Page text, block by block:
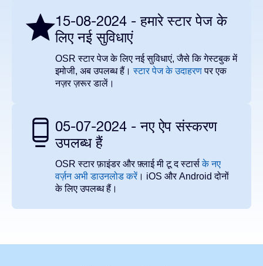
15-08-2024 - हमारे स्टार पेज के
लिए नई सुविधाएं
OSRस्टार पेज के लिए नई सुविधाएं,जैसे कि गेस्टबुक में
इमोजी, अब उपलब्ध हैं।स्टार पेज के उदाहरणपर एक
नज़र ज़रूर डालें।
05-07-2024 - नए ऐप संस्करण
उपलब्ध हैं
OSRस्टार फ़ाइंडर और फ़्लाई मी टू द स्टार्सके नए
वर्ज़न अभी डाउनलोड करें । iOS औरAndroidदोनों
के लिए उपलब्ध हैं।